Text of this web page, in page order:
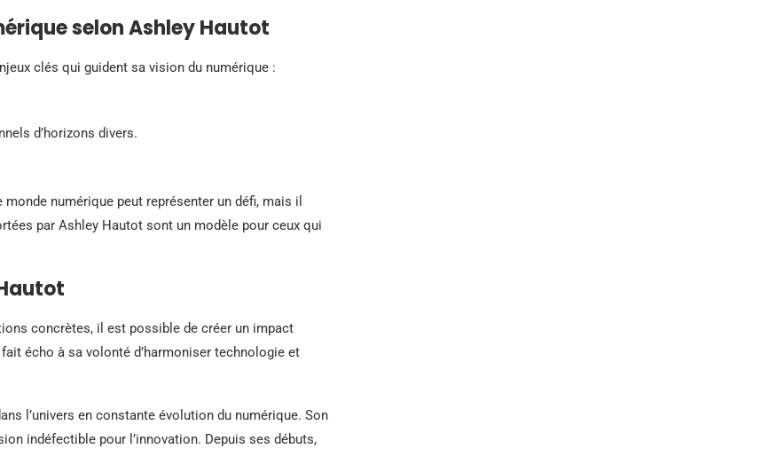
selon Ashley Hautot
clés qui guident sa vision du numérique :
d’horizons divers.
numérique peut représenter un défi, mais il
par Ashley Hautot sont un modèle pour ceux qui
concrètes, il est possible de créer un impact
écho à sa volonté d’harmoniser technologie et
l’univers en constante évolution du numérique. Son
indéfectible pour l’innovation. Depuis ses débuts,